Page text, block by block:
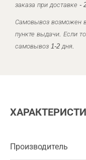
заказа при доставке -
Самовывоз возможен
пункте выдачи. Если
самовывоз 1-2 дня.
Производитель